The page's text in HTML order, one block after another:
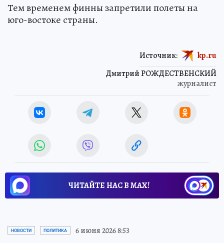
Тем временем финны запретили полеты на
юго-востоке страны.
Дмитрий РОЖДЕСТВЕНСКИЙ
журналист
Источник: kp.ru
ЧИТАЙТЕ НАС В МАХ!
НОВОСТИ ПОЛИТИКА 6 июня 2026 8:53